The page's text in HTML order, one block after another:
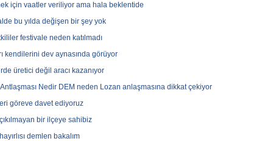
için vaatler veriliyor ama hala beklentide
bu yılda değişen bir şey yok
festivale neden katılmadı
kendilerini dev aynasında görüyor
üretici değil aracı kazanıyor
Nedir DEM neden Lozan anlaşmasına dikkat çekiyor
göreve davet ediyoruz
bir ilçeye sahibiz
demlen bakalım